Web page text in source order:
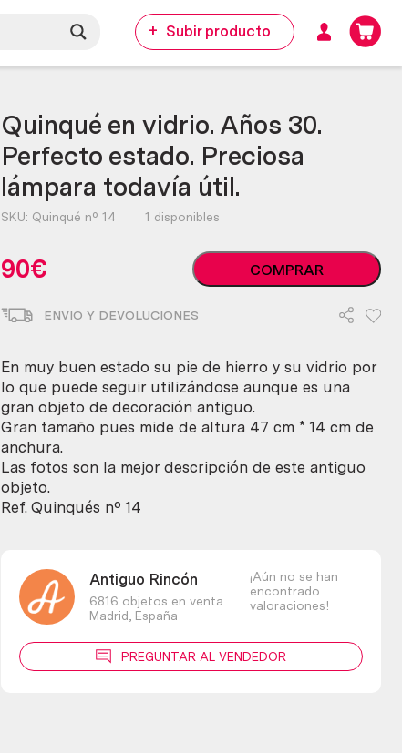
Subir producto
Quinqué en vidrio. Años 30.
Perfecto estado. Preciosa
lámpara todavía útil.
SKU: Quinqué nº 14 1 disponibles
90€
Quinqué
en
Años
Perfecto
estado.
Preciosa
lámpara
útil.
cantidad
COMPRAR
ENVIO Y DEVOLUCIONES
En muy buen estado su pie de hierro y su vidrio por
lo que puede seguir utilizándose aunque es una
gran objeto de decoración antiguo.
Gran tamaño pues mide de altura 47 cm * 14 cm de
anchura.
Las fotos son la mejor descripción de este antiguo
objeto.
Ref. Quinqués nº 14
Antiguo Rincón
6816 objetos en venta
Madrid, España
¡Aún no se han
encontrado
valoraciones!
PREGUNTAR AL VENDEDOR